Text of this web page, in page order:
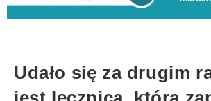
Udało się za drugim